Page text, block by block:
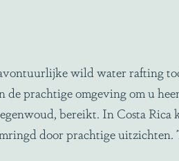
wild water rafting
prachtige omgeving om u
bereikt. In Costa
door prachtige